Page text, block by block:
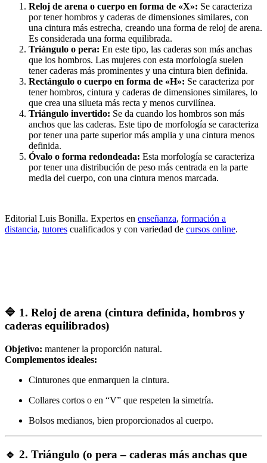
Reloj de arena o cuerpo en forma de «X»: Se caracteriza
por tener hombros y caderas de dimensiones similares, con
una cintura más estrecha, creando una forma de reloj de arena.
Es considerada una forma equilibrada.
Triángulo o pera: En este tipo, las caderas son más anchas
que los hombros. Las mujeres con esta morfología suelen
tener caderas más prominentes y una cintura bien definida.
Rectángulo o cuerpo en forma de «H»: Se caracteriza por
tener hombros, cintura y caderas de dimensiones similares, lo
que crea una silueta más recta y menos curvilínea.
Triángulo invertido: Se da cuando los hombros son más
anchos que las caderas. Este tipo de morfología se caracteriza
por tener una parte superior más amplia y una cintura menos
definida.
Óvalo o forma redondeada: Esta morfología se caracteriza
por tener una distribución de peso más centrada en la parte
media del cuerpo, con una cintura menos marcada.
Editorial Luis Bonilla. Expertos en enseñanza, formación a
distancia, tutores cualificados y con variedad de cursos online.
🔷 1. Reloj de arena (cintura definida, hombros y
caderas equilibrados)
Objetivo: mantener la proporción natural.
Complementos ideales:
Cinturones que enmarquen la cintura.
Collares cortos o en “V” que respeten la simetría.
Bolsos medianos, bien proporcionados al cuerpo.
🔹 2. Triángulo (o pera – caderas más anchas que